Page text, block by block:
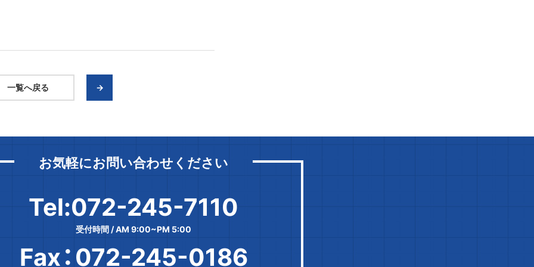
一覧へ戻る →
お気軽にお問い合わせください
Tel:072-245-7110
受付時間 / AM 9:00~PM 5:00
Fax：072-245-0186